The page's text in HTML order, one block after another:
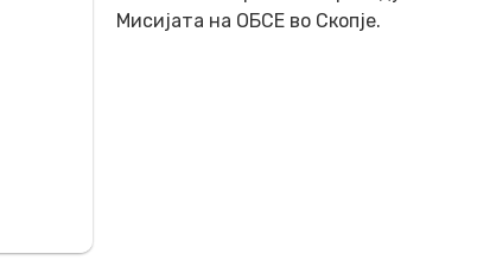
Мисијата на ОБСЕ во Скопје.